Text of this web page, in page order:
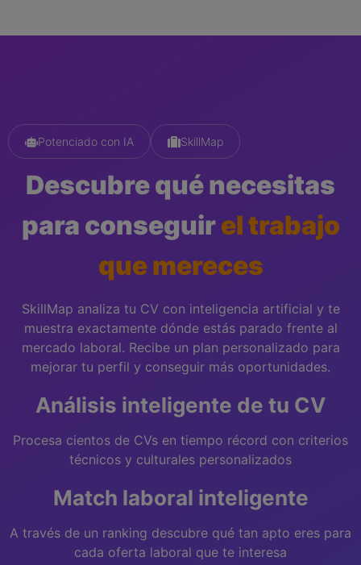
Potenciado con IA SkillMap
Descubre qué necesitas
para conseguirel trabajo
que mereces
SkillMap analiza tu CV con inteligencia artificial y te
muestra exactamente dónde estás parado frente al
mercado laboral. Recibe un plan personalizado para
mejorar tu perfil y conseguir más oportunidades.
Análisis inteligente de tu CV
Procesa cientos de CVs en tiempo récord con criterios
técnicos y culturales personalizados
Match laboral inteligente
A través de un ranking descubre qué tan apto eres para
cada oferta laboral que te interesa